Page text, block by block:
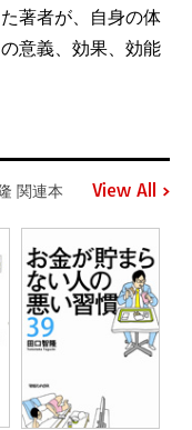
著者が、自身の体
意義、効果、効能
関連本 View All